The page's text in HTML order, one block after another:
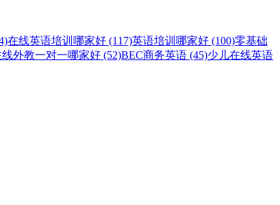
在线英语培训哪家好 (117)英语培训哪家好 (100)零基础
外教一对一哪家好 (52)BEC商务英语 (45)少儿在线英语